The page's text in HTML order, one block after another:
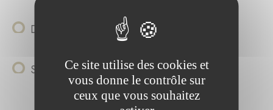
Duplicables.
Socialement innovants.
Ce site utilise des cookies et
vous donne le contrôle sur
ceux que vous souhaitez